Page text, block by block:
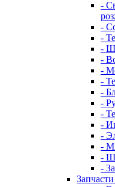
-
-
-
-
-
-
-
-
-
-
-
-
-
-
-